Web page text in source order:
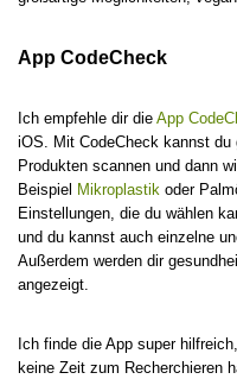
App CodeCheck
Ich empfehle dir die App
iOS. Mit CodeCheck kannst
Produkten scannen und dann
Beispiel Mikroplastik oder
Einstellungen, die du wählen
und du kannst auch einzelne
Außerdem werden dir
angezeigt.
Ich finde die App super
keine Zeit zum Recherchieren